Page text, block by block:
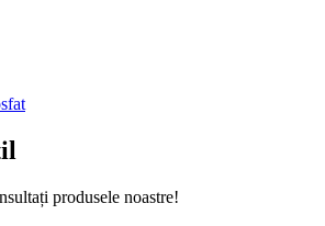
produsele noastre!